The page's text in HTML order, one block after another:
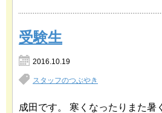
受験生
2016.10.19
スタッフのつぶやき
成田です。 寒くなったりまた